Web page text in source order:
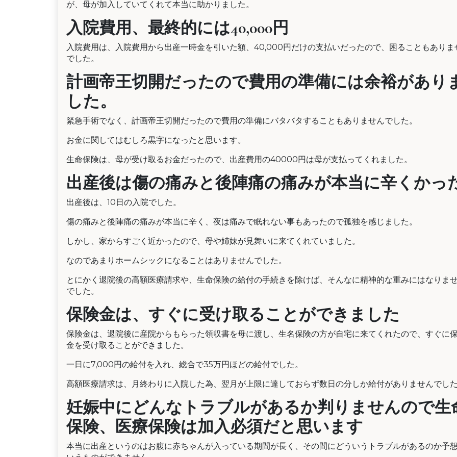
が、母が加入していてくれて本当に助かりました。
入院費用、最終的には40,000円
入院費用は、入院費用から出産一時金を引いた額、40,000円だけの支払いだったので、困ることもありま
でした。
計画帝王切開だったので費用の準備には余裕があり
した。
緊急手術でなく、計画帝王切開だったので費用の準備にバタバタすることもありませんでした。
お金に関してはむしろ黒字になったと思います。
生命保険は、母が受け取るお金だったので、出産費用の40000円は母が支払ってくれました。
出産後は傷の痛みと後陣痛の痛みが本当に辛くかっ
出産後は、10日の入院でした。
傷の痛みと後陣痛の痛みが本当に辛く、夜は痛みで眠れない事もあったので孤独を感じました。
しかし、家からすごく近かったので、母や姉妹が見舞いに来てくれていました。
なのであまりホームシックになることはありませんでした。
とにかく退院後の高額医療請求や、生命保険の給付の手続きを除けば、そんなに精神的な重みにはなりま
でした。
保険金は、すぐに受け取ることができました
保険金は、退院後に産院からもらった領収書を母に渡し、生名保険の方が自宅に来てくれたので、すぐに
金を受け取ることができました。
一日に7,000円の給付を入れ、総合で35万円ほどの給付でした。
高額医療請求は、月終わりに入院した為、翌月が上限に達しておらず数日の分しか給付がありませんでした
妊娠中にどんなトラブルがあるか判りませんので生
保険、医療保険は加入必須だと思います
本当に出産というのはお腹に赤ちゃんが入っている期間が長く、その間にどういうトラブルがあるのか予